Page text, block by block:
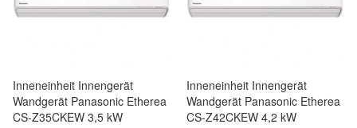
Inneneinheit Innengerät
Wandgerät Panasonic Etherea
CS-Z35CKEW 3,5 kW
Inneneinheit Innengerät
Wandgerät Panasonic Etherea
CS-Z42CKEW 4,2 kW